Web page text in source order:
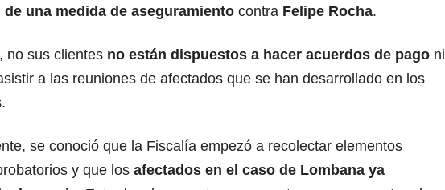
una medida de aseguramiento contra Felipe Rocha.
no sus clientes no están dispuestos a hacer acuerdos de pago ni
a las reuniones de afectados que se han desarrollado en los
se conoció que la Fiscalía empezó a recolectar elementos
y que los afectados en el caso de Lombana ya